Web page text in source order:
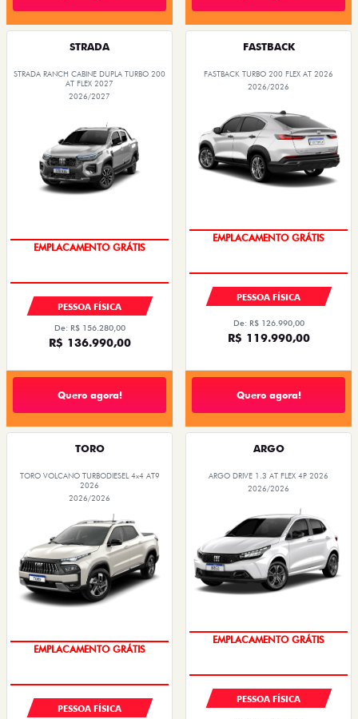
STRADA
STRADA RANCH CABINE DUPLA TURBO 200
AT FLEX 2027
2026/2027
OPORTUNIDADE
PESSOA FÍSICA
De: R$ 156.280,00
R$ 136.990,00
Quero agora!
FASTBACK
FASTBACK TURBO 200 FLEX AT 2026
2026/2026
OPORTUNIDADE
PESSOA FÍSICA
De: R$ 126.990,00
R$ 119.990,00
Quero agora!
TORO
TORO VOLCANO TURBODIESEL 4x4 AT9
2026
2026/2026
OPORTUNIDADE
PESSOA FÍSICA
ARGO
ARGO DRIVE 1.3 AT FLEX 4P 2026
2026/2026
OPORTUNIDADE
PESSOA FÍSICA